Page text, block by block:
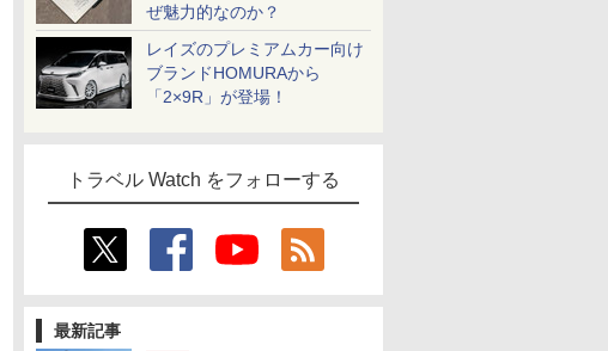
ぜ魅力的なのか？
レイズのプレミアムカー向け
ブランドHOMURAから
「2×9R」が登場！
トラベル Watch をフォローする
最新記事